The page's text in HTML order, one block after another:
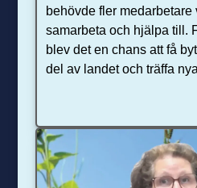
behövde fler
samarbeta och hjälpa till.
blev det en chans att få
del av landet och träffa